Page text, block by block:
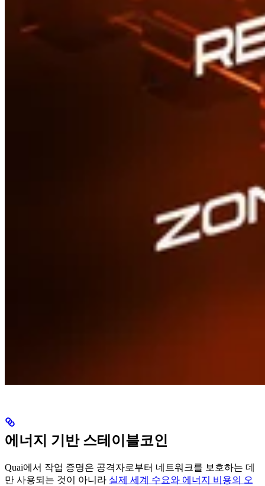
에너지 기반 스테이블코인
Quai에서 작업 증명은 공격자로부터 네트워크를 보호하는 데
만 사용되는 것이 아니라 실제 세계 수요와 에너지 비용의 오